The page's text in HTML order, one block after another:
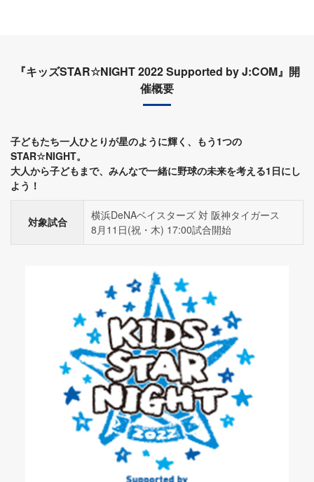
『キッズSTAR☆NIGHT 2022 Supported by J:COM』開
催概要
子どもたち一人ひとりが星のように輝く、もう1つの
STAR☆NIGHT。
大人から子どもまで、みんなで一緒に野球の未来を考える1日にし
よう！
対象試合
横浜DeNAベイスターズ 対 阪神タイガース
8月11日(祝・木) 17:00試合開始